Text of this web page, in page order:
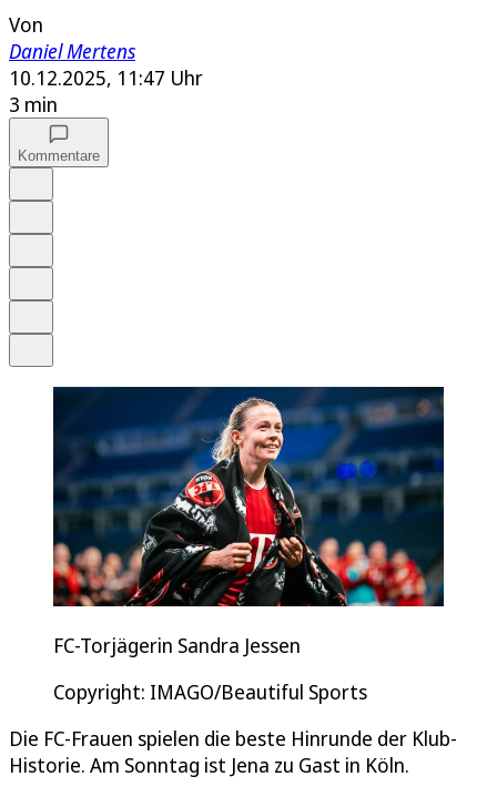
Von
Daniel Mertens
10.12.2025, 11:47 Uhr
3 min
Kommentare
FC-Torjägerin Sandra Jessen
Copyright: IMAGO/Beautiful Sports
Die FC-Frauen spielen die beste Hinrunde der Klub-
Historie. Am Sonntag ist Jena zu Gast in Köln.